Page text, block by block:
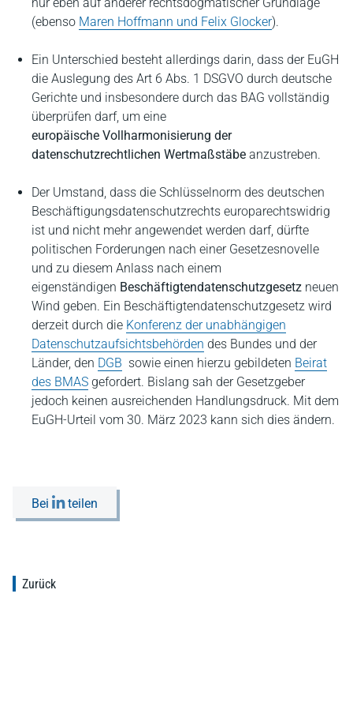
(ebenso Maren Hoffmann und Felix Glocker).
Ein Unterschied besteht allerdings darin, dass der EuGH
die Auslegung des Art 6 Abs. 1 DSGVO durch deutsche
Gerichte und insbesondere durch das BAG vollständig
überprüfen darf, um eine
europäische Vollharmonisierung der
datenschutzrechtlichen Wertmaßstäbe anzustreben.
Der Umstand, dass die Schlüsselnorm des deutschen
Beschäftigungsdatenschutzrechts europarechtswidrig
ist und nicht mehr angewendet werden darf, dürfte
politischen Forderungen nach einer Gesetzesnovelle
und zu diesem Anlass nach einem
eigenständigen Beschäftigtendatenschutzgesetz neuen
Wind geben. Ein Beschäftigtendatenschutzgesetz wird
derzeit durch die Konferenz der unabhängigen
Datenschutzaufsichtsbehörden des Bundes und der
Länder, den DGB sowie einen hierzu gebildeten Beirat
des BMAS gefordert. Bislang sah der Gesetzgeber
jedoch keinen ausreichenden Handlungsdruck. Mit dem
EuGH-Urteil vom 30. März 2023 kann sich dies ändern.
Bei teilen
Zurück